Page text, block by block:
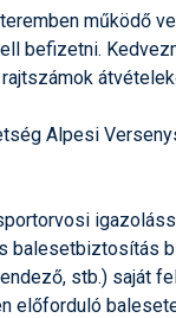
működő
befizetni.
Alpesi
stb.) saját
előforduló